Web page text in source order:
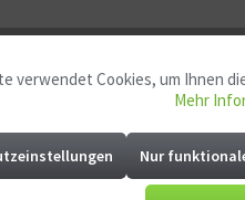
Betrieb und
verwendet Cookies, um Ihnen
Mehr
Nur